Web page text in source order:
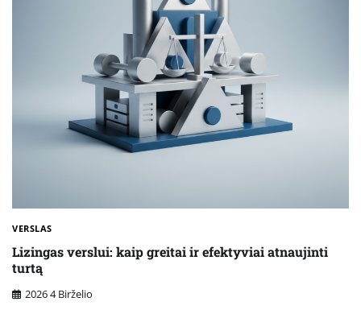
VERSLAS
Lizingas verslui: kaip greitai ir efektyviai atnaujinti
turtą
2026 4 Birželio